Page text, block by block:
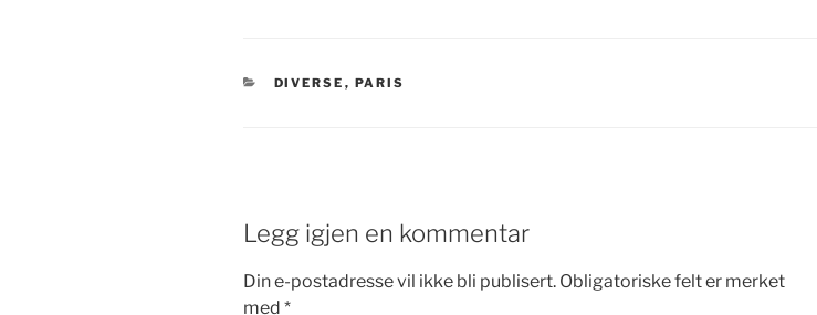
KATEGORIER
DIVERSE , PARIS
Legg igjen en kommentar
Din e-postadresse vil ikke bli publisert. Obligatoriske felt er merket
med *